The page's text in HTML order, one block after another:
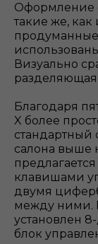
Оформление
такие же, как
Визуально
Благодаря
X более
стандартный
салона выше
клавишами
двумя
между ними.
установлен
блок